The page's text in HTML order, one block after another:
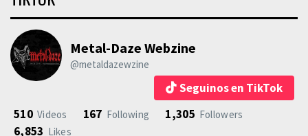
Metal-Daze Webzine
@metaldazewzine
Seguinos en TikTok
510 Videos 167 Following 1,305 Followers
6,853 Likes